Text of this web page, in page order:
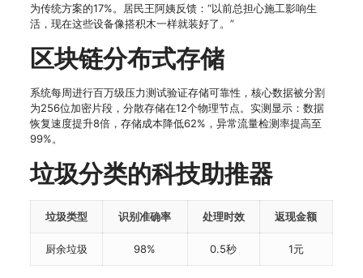
为传统方案的17%。居民王阿姨反馈：“以前总担心施工影响生
活，现在这些设备像搭积木一样就装好了。”
区块链分布式存储
系统每周进行百万级压力测试验证存储可靠性，核心数据被分割
为256位加密片段，分散存储在12个物理节点。实测显示：数据
恢复速度提升8倍，存储成本降低62%，异常流量检测率提高至
99%。
垃圾分类的科技助推器
垃圾类型 识别准确率 处理时效 返现金额
厨余垃圾 98% 0.5秒 1元